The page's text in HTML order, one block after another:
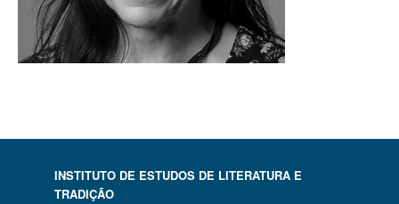
INSTITUTO DE ESTUDOS DE LITERATURA E
TRADIÇÃO